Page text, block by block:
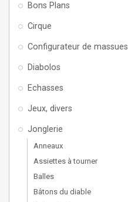
Bons Plans
Cirque
Configurateur de massues
Diabolos
Echasses
Jeux, divers
Jonglerie
Anneaux
Assiettes à tourner
Balles
Bâtons du diable